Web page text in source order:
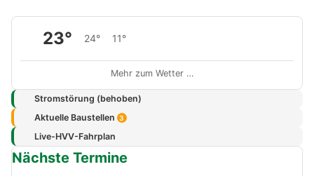
23° 24° 11°
Mehr zum Wetter …
Stromstörung (behoben)
Aktuelle Baustellen 3
Live-HVV-Fahrplan
Nächste Termine